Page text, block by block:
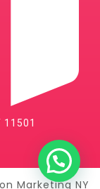
11501
Marketing NY